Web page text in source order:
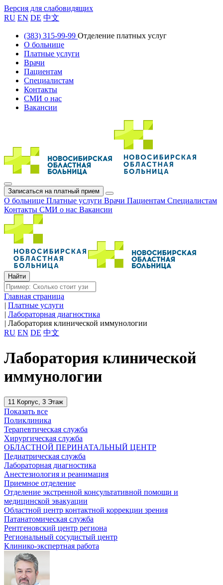
Версия для слабовидящих
RU EN DE 中文
(383) 315-99-99 Отделение платных услуг
О больнице
Платные услуги
Врачи
Пациентам
Специалистам
Контакты
СМИ о нас
Вакансии
Записаться на платный прием
О больнице Платные услуги Врачи Пациентам Специалистам
Контакты СМИ о нас Вакансии
Главная страница
| Платные услуги
| Лабораторная диагностика
| Лаборатория клинической иммунологии
RU EN DE 中文
Лаборатория клинической
иммунологии
11 Корпус, 3 Этаж
Показать все
Поликлиника
Терапевтическая служба
Хирургическая служба
ОБЛАСТНОЙ ПЕРИНАТАЛЬНЫЙ ЦЕНТР
Педиатрическая служба
Лабораторная диагностика
Анестезиология и реанимация
Приемное отделение
Отделение экстренной консультативной помощи и
медицинской эвакуации
Областной центр контактной коррекции зрения
Патанатомическая служба
Рентгеновский центр региона
Региональный сосудистый центр
Клинико-экспертная работа